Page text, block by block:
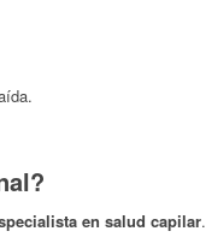
en salud capilar.